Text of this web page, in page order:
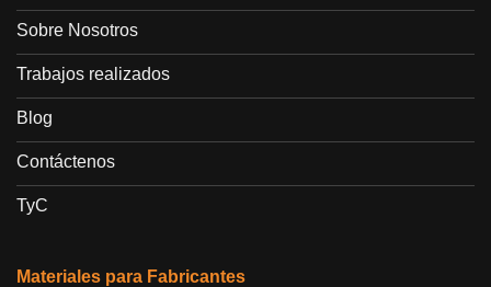
Sobre Nosotros
Trabajos realizados
Blog
Contáctenos
TyC
Materiales para Fabricantes